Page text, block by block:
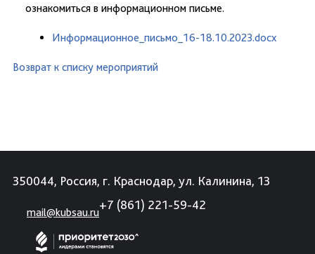
ознакомиться в информационном письме.
Информационное_письмо_16-18.10.2023.docx
Возврат к списку мероприятий
350044, Россия, г. Краснодар, ул. Калинина, 13
mail@kubsau.ru
+7 (861) 221-59-42